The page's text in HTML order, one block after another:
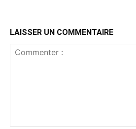
LAISSER UN COMMENTAIRE